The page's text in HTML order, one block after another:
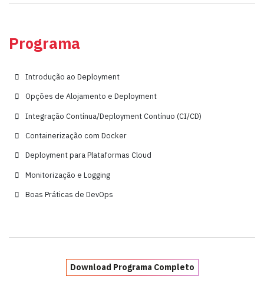
Programa
Introdução ao Deployment
Opções de Alojamento e Deployment
Integração Contínua/Deployment Contínuo (CI/CD)
Containerização com Docker
Deployment para Plataformas Cloud
Monitorização e Logging
Boas Práticas de DevOps
Download Programa Completo